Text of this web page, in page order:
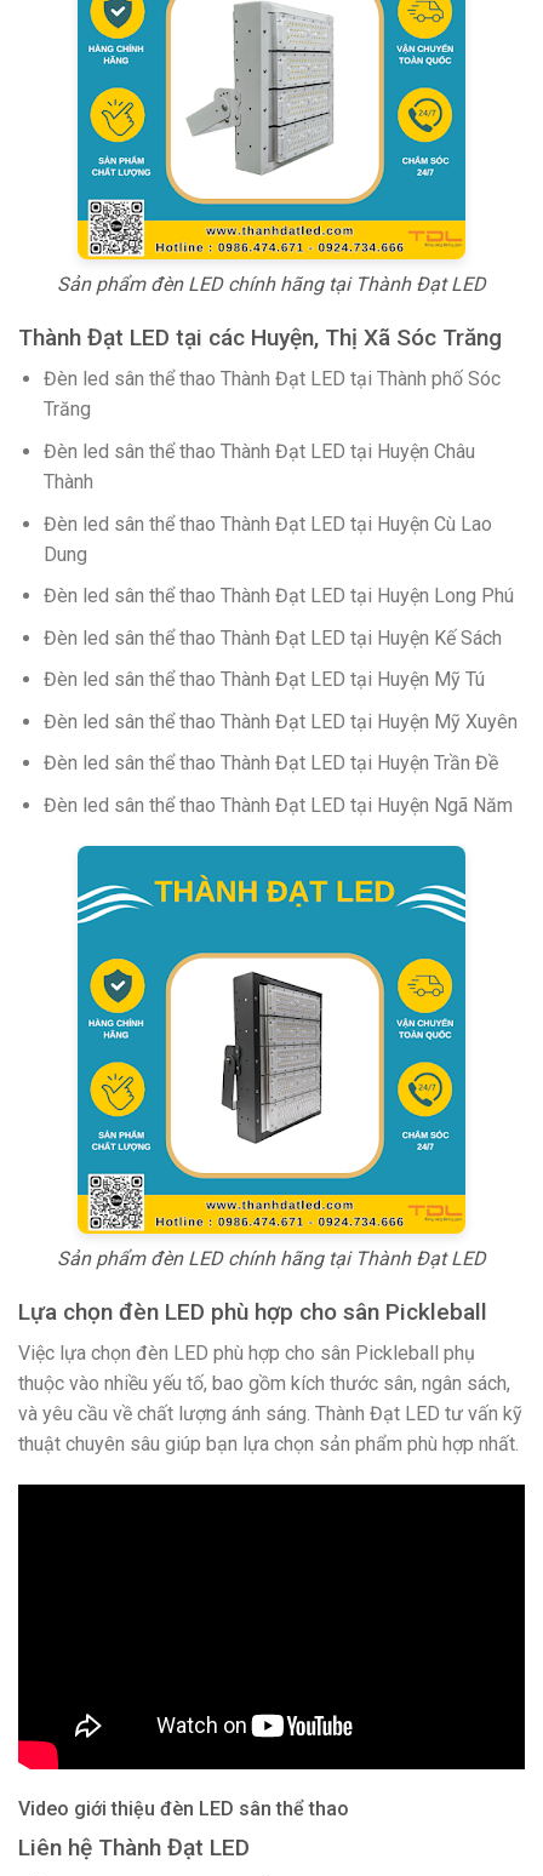
Sản phẩm đèn LED chính hãng tại Thành Đạt LED
Thành Đạt LED tại các Huyện, Thị Xã Sóc Trăng
Đèn led sân thể thao Thành Đạt LED tại Thành phố Sóc
Trăng
Đèn led sân thể thao Thành Đạt LED tại Huyện Châu
Thành
Đèn led sân thể thao Thành Đạt LED tại Huyện Cù Lao
Dung
Đèn led sân thể thao Thành Đạt LED tại Huyện Long Phú
Đèn led sân thể thao Thành Đạt LED tại Huyện Kế Sách
Đèn led sân thể thao Thành Đạt LED tại Huyện Mỹ Tú
Đèn led sân thể thao Thành Đạt LED tại Huyện Mỹ Xuyên
Đèn led sân thể thao Thành Đạt LED tại Huyện Trần Đề
Đèn led sân thể thao Thành Đạt LED tại Huyện Ngã Năm
Sản phẩm đèn LED chính hãng tại Thành Đạt LED
Lựa chọn đèn LED phù hợp cho sân Pickleball
Việc lựa chọn đèn LED phù hợp cho sân Pickleball phụ
thuộc vào nhiều yếu tố, bao gồm kích thước sân, ngân sách,
và yêu cầu về chất lượng ánh sáng. Thành Đạt LED tư vấn kỹ
thuật chuyên sâu giúp bạn lựa chọn sản phẩm phù hợp nhất.
Video giới thiệu đèn LED sân thể thao
Liên hệ Thành Đạt LED